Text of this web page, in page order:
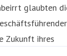
glaubten
Zukunft ihres